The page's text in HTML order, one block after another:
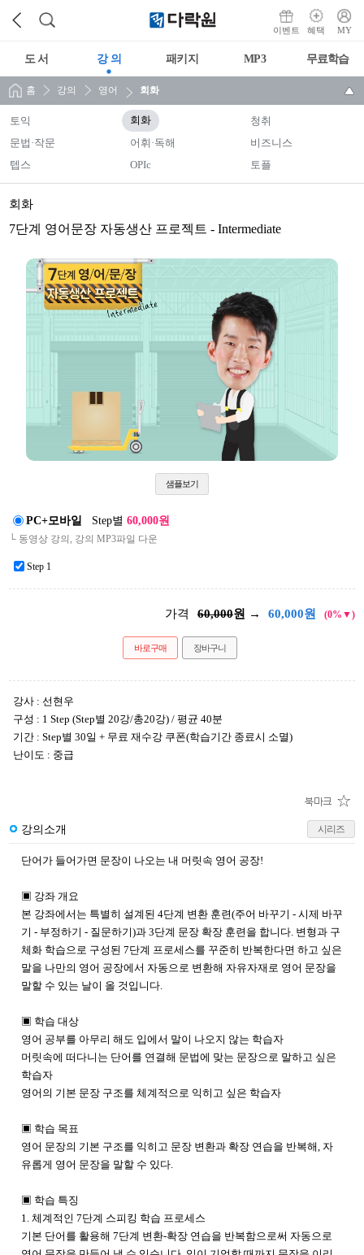
이벤트 혜택 MY
도 서 강 의 패키지 MP3 무료학습
홈 강의 영어 회화
토익 회화
청취
문법·작문
어휘·독해
비즈니스
텝스
OPIc 토플
회화
7단계 영어문장 자동생산 프로젝트 - Intermediate
샘플보기
PC+모바일 Step별 60,000원
└ 동영상 강의, 강의 MP3파일 다운
Step 1
가격 60,000원 → 60,000원 (0%▼)
바로구매 장바구니
강사 : 선현우
구성 : 1 Step (Step별 20강/총20강) / 평균 40분
기간 : Step별 30일 + 무료 재수강 쿠폰(학습기간 종료시 소멸)
난이도 : 중급
강의소개 시리즈
단어가 들어가면 문장이 나오는 내 머릿속 영어 공장!
▣ 강좌 개요
본 강좌에서는 특별히 설계된 4단계 변환 훈련(주어 바꾸기 - 시제 바꾸
기 - 부정하기 - 질문하기)과 3단계 문장 확장 훈련을 합니다. 변형과 구
체화 학습으로 구성된 7단계 프로세스를 꾸준히 반복한다면 하고 싶은
말을 나만의 영어 공장에서 자동으로 변환해 자유자재로 영어 문장을
말할 수 있는 날이 올 것입니다.
▣ 학습 대상
영어 공부를 아무리 해도 입에서 말이 나오지 않는 학습자
머릿속에 떠다니는 단어를 연결해 문법에 맞는 문장으로 말하고 싶은
학습자
영어의 기본 문장 구조를 체계적으로 익히고 싶은 학습자
▣ 학습 목표
영어 문장의 기본 구조를 익히고 문장 변환과 확장 연습을 반복해, 자
유롭게 영어 문장을 말할 수 있다.
▣ 학습 특징
1. 체계적인 7단계 스피킹 학습 프로세스
기본 단어를 활용해 7단계 변환-확장 연습을 반복함으로써 자동으로